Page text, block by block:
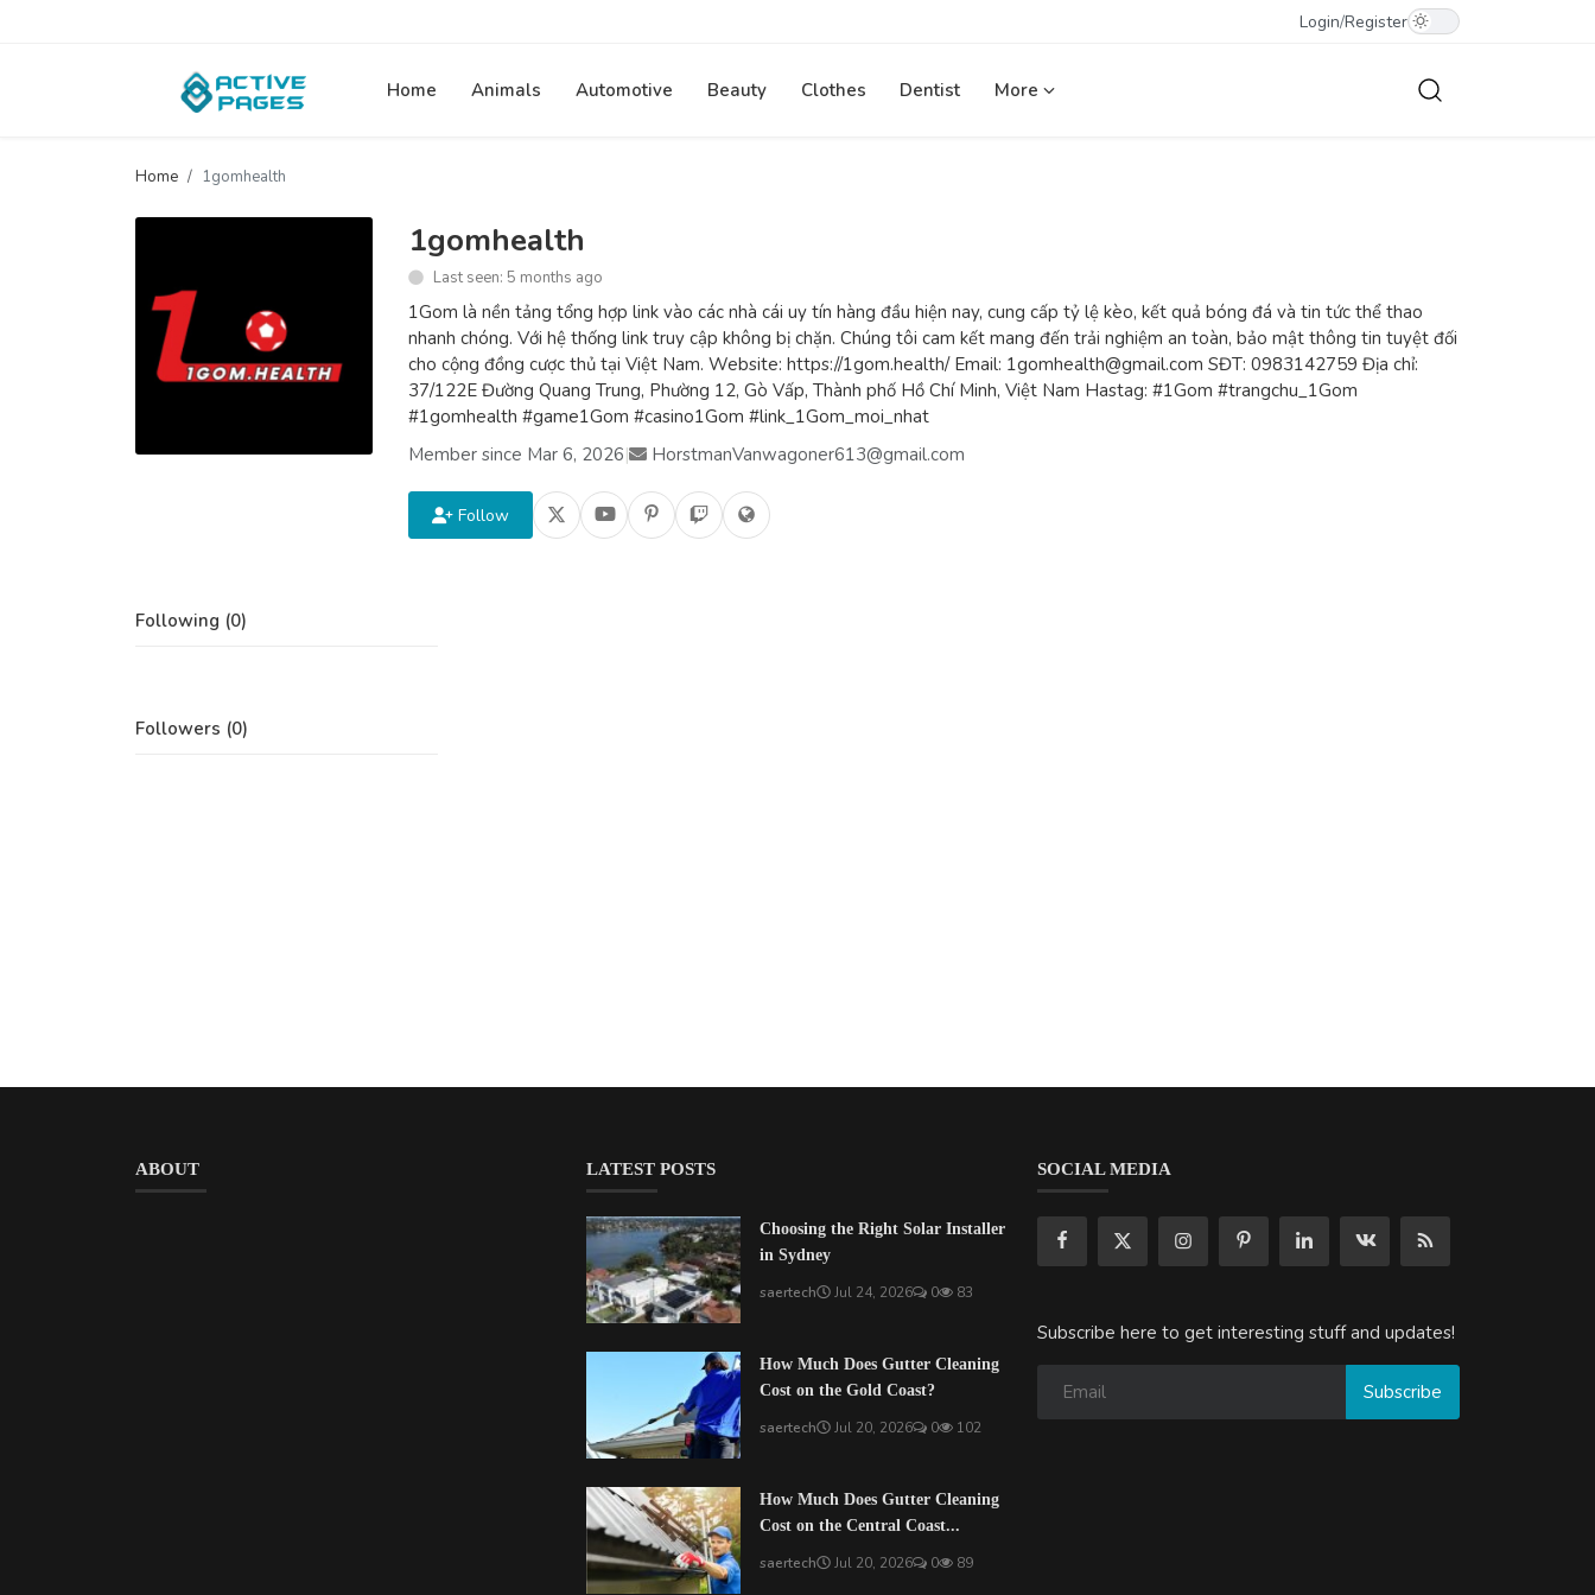
Login/Register
Home Animals Automotive Beauty Clothes Dentist More
Home 1gomhealth
1gomhealth
Last seen: 5 months ago
1Gom là nền tảng tổng hợp link vào các nhà cái uy tín hàng đầu hiện nay, cung cấp tỷ lệ kèo, kết quả bóng đá và tin tức thể thao
nhanh chóng. Với hệ thống link truy cập không bị chặn. Chúng tôi cam kết mang đến trải nghiệm an toàn, bảo mật thông tin tuyệt đối
cho cộng đồng cược thủ tại Việt Nam. Website: https://1gom.health/ Email: 1gomhealth@gmail.com SĐT: 0983142759 Địa chỉ:
37/122E Đường Quang Trung, Phường 12, Gò Vấp, Thành phố Hồ Chí Minh, Việt Nam Hastag: #1Gom #trangchu_1Gom
#1gomhealth #game1Gom #casino1Gom #link_1Gom_moi_nhat
Member since Mar 6, 2026| HorstmanVanwagoner613@gmail.com
Follow
Following (0)
Followers (0)
ABOUT LATEST POSTS
Choosing the Right Solar Installer
in Sydney
saertech Jul 24, 2026 0 83
How Much Does Gutter Cleaning
Cost on the Gold Coast?
saertech Jul 20, 2026 0 102
How Much Does Gutter Cleaning
Cost on the Central Coast...
saertech Jul 20, 2026 0 89
SOCIAL MEDIA
Subscribe here to get interesting stuff and updates!
Subscribe